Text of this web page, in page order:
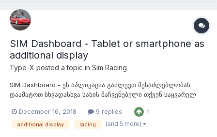
SIM Dashboard - Tablet or smartphone as
additional display
Type-X posted a topic in Sim Racing
SIM Dashboard - ეს აპლიკაცია გაძლევთ შესაძლებლობას
დაამატოთ სხვადასხვა სახის მაჩვენებელი თქვენ საყვარელ
მეტი კონფიგურირებადი ვიჯეტი და შექმენით ინდივიდუალური
მაჩვენებელთა დაფა. სიჩქარის და ძრავის ბრუნის
December 16, 2018 9 replies 1
additional display racing (and 5 more)